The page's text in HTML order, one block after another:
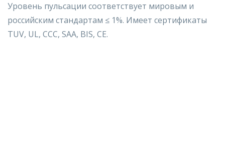
Уровень пульсации соответствует мировым и
российским стандартам ≤ 1%. Имеет сертификаты
TUV, UL, CCC, SAA, BIS, CE.